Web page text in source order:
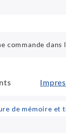
commande dans
de mémoire et